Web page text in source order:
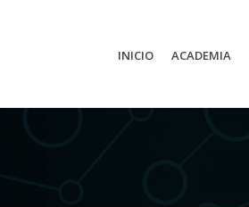
INICIO ACADEMIA